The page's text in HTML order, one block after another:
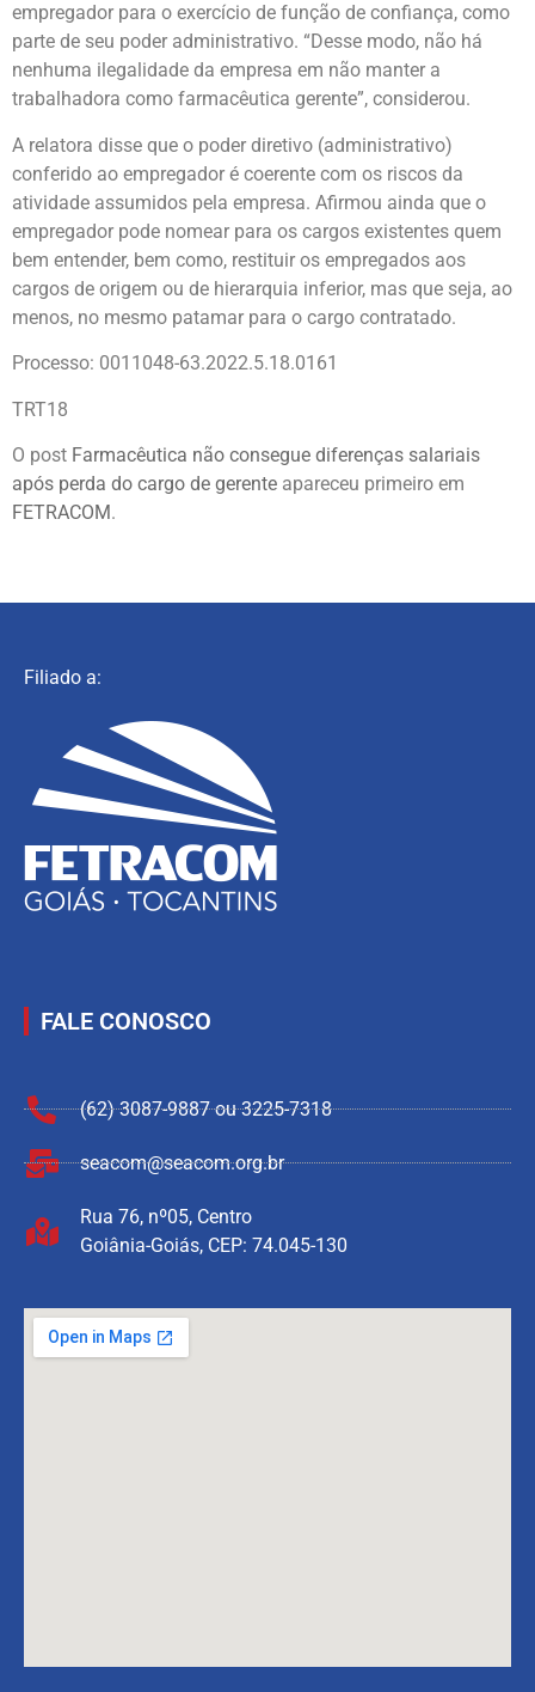
empregador para o exercício de função de confiança, como
parte de seu poder administrativo. “Desse modo, não há
nenhuma ilegalidade da empresa em não manter a
trabalhadora como farmacêutica gerente”, considerou.
A relatora disse que o poder diretivo (administrativo)
conferido ao empregador é coerente com os riscos da
atividade assumidos pela empresa. Afirmou ainda que o
empregador pode nomear para os cargos existentes quem
bem entender, bem como, restituir os empregados aos
cargos de origem ou de hierarquia inferior, mas que seja, ao
menos, no mesmo patamar para o cargo contratado.
Processo: 0011048-63.2022.5.18.0161
TRT18
O post Farmacêutica não consegue diferenças salariais
após perda do cargo de gerente apareceu primeiro em
FETRACOM.
Filiado a:
FALE CONOSCO
(62) 3087-9887 ou 3225-7318
seacom@seacom.org.br
Rua 76, nº05, Centro
Goiânia-Goiás, CEP: 74.045-130